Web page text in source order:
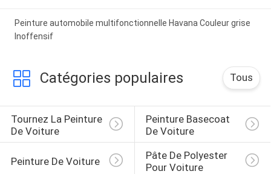
Peinture automobile multifonctionnelle Havana Couleur grise
Inoffensif
Catégories populaires Tous
Tournez La Peinture
De Voiture
Peinture Basecoat
De Voiture
Peinture De Voiture
Pâte De Polyester
Pour Voiture